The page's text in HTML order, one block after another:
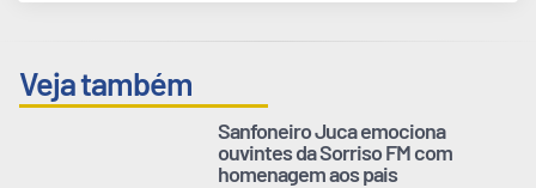
Veja também
Sanfoneiro Juca emociona
ouvintes da Sorriso FM com
homenagem aos pais